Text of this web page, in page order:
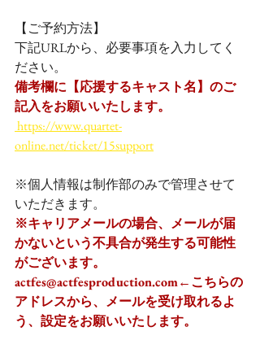
【ご予約方法】
下記URLから、必要事項を入力してく
ださい。
備考欄に【応援するキャスト名】のご
記入をお願いいたします。
https://www.quartet-
online.net/ticket/15support
※個人情報は制作部のみで管理させて
いただきます。
※キャリアメールの場合、メールが届
かないという不具合が発生する可能性
がございます。
actfes@actfesproduction.com←こちらの
アドレスから、メールを受け取れるよ
う、設定をお願いいたします。